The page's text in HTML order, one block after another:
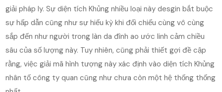
giải pháp ly. Sự diện tích Khủng nhiều loại này desgin bắt buộc
sự hấp dẫn cũng như sự hiếu kỳ khi đối chiếu cùng vô cùng
sắp đến như người trong làn da đình ao ước linh cảm chiều
sâu của số lượng này. Tuy nhiên, cũng phải thiết gợi đề cập
rằng, việc giải mã hình tượng này xác định vào diện tích Khủng
nhân tố công ty quan cũng như chưa còn một hệ thống thống